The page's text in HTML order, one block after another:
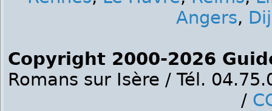
Angers,
Copyright 2000-2026
Romans sur Isère / Tél.
/